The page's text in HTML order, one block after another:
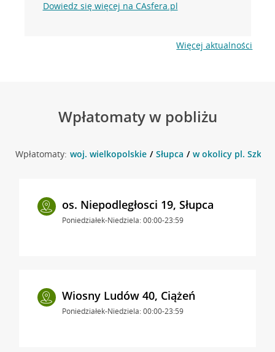
Dowiedz się więcej na CAsfera.pl
Więcej aktualności
Wpłatomaty w pobliżu
Wpłatomaty: woj. wielkopolskie Słupca w okolicy pl.
os. Niepodległosci 19, Słupca
Poniedziałek-Niedziela: 00:00-23:59
Wiosny Ludów 40, Ciążeń
Poniedziałek-Niedziela: 00:00-23:59